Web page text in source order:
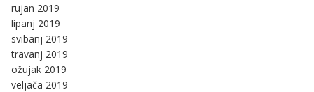
rujan 2019
lipanj 2019
svibanj 2019
travanj 2019
ožujak 2019
veljača 2019